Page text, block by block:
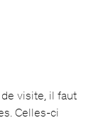
visite, il faut
Celles-ci